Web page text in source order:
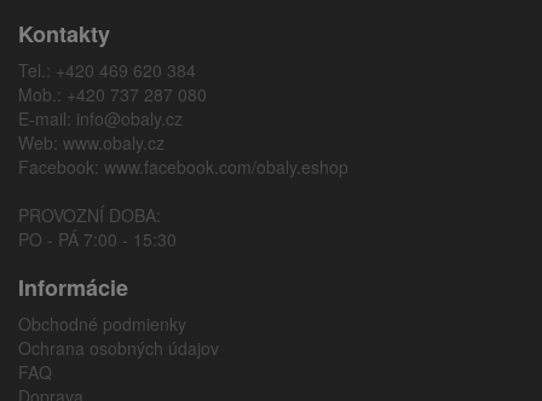
Kontakty
Tel.: +420 469 620 384
Mob.: +420 737 287 080
E-mail: info@obaly.cz
Web: www.obaly.cz
Facebook: www.facebook.com/obaly.eshop
PROVOZNÍ DOBA:
PO - PÁ 7:00 - 15:30
Informácie
Obchodné podmienky
Ochrana osobných údajov
FAQ
Doprava